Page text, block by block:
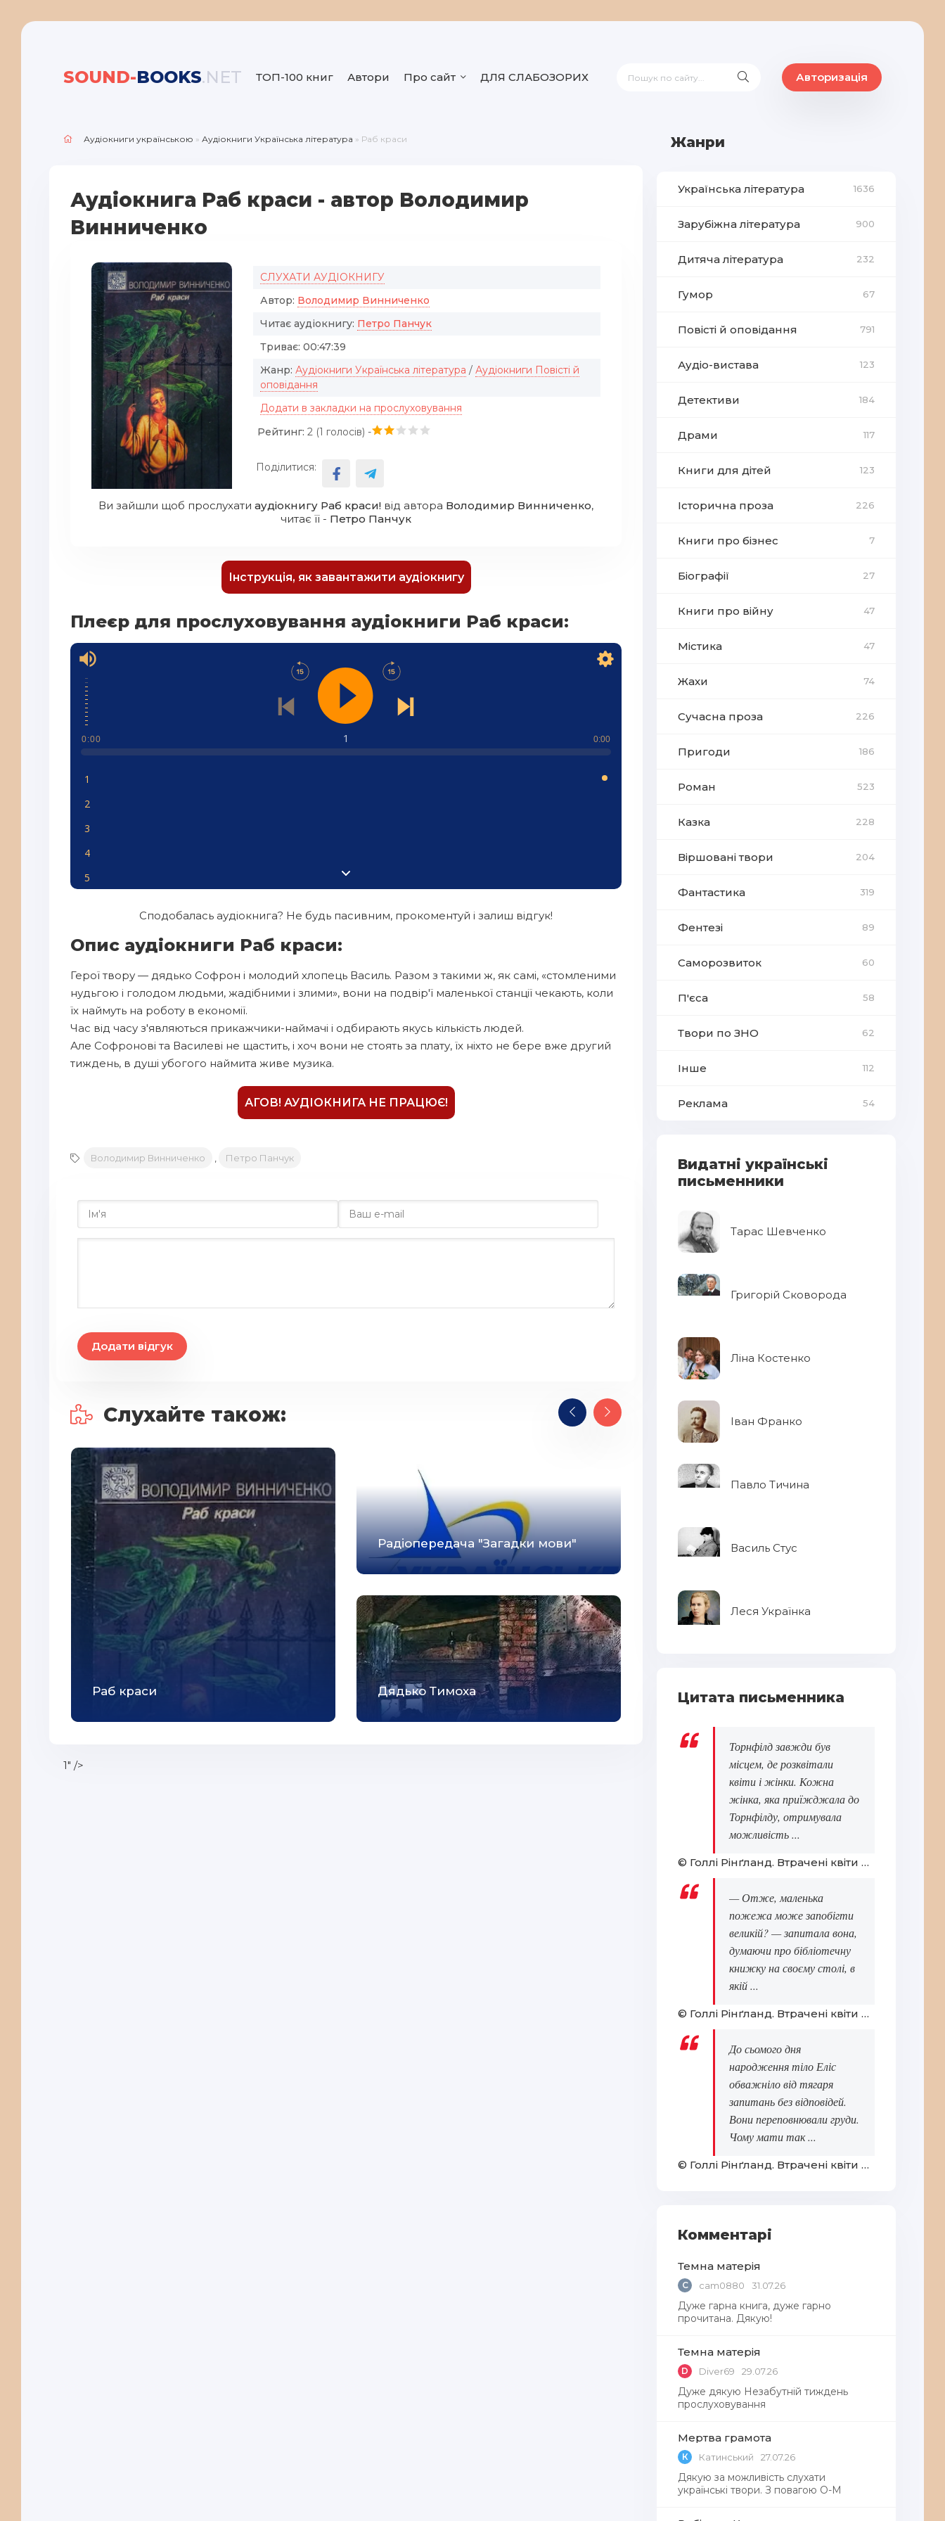
SOUND-BOOKS.NET ТОП-100 книг Автори Про сайт ДЛЯ СЛАБОЗОРИХ Авторизація
Аудіокниги українською » Аудіокниги Українська література » Раб краси
Аудіокнига Раб краси - автор Володимир
Винниченко
СЛУХАТИ АУДІОКНИГУ
Автор: Володимир Винниченко
Читає аудіокнигу: Петро Панчук
Триває: 00:47:39
Жанр: Аудіокниги Українська література / Аудіокниги Повісті й
оповідання
Додати в закладки на прослуховування
Рейтинг: 2 (1 голосів) -
Поділитися:
Ви зайшли щоб прослухати аудіокнигу Раб краси! від автора Володимир Винниченко,
читає її - Петро Панчук
Інструкція, як завантажити аудіокнигу
Плеєр для прослуховування аудіокниги Раб краси:
1
0:00 0:00
1
2
3
4
5
8
9
10
11
Сподобалась аудіокнига? Не будь пасивним, прокоментуй і залиш відгук!
Опис аудіокниги Раб краси:
Герої твору — дядько Софрон і молодий хлопець Василь. Разом з такими ж, як самі, «стомленими
нудьгою і голодом людьми, жадібними і злими», вони на подвір'ї маленької станції чекають, коли
їх наймуть на роботу в економії.
Час від часу з'являються прикажчики-наймачі і одбирають якусь кількість людей.
Але Софронові та Василеві не щастить, і хоч вони не стоять за плату, їх ніхто не бере вже другий
тиждень, в душі убогого наймита живе музика.
АГОВ! АУДІОКНИГА НЕ ПРАЦЮЄ!
Володимир Винниченко Петро Панчук
Додати відгук
Слухайте також:
Раб краси
Радіопередача "Загадки мови"
Дядько Тимоха
Реклама
1" />
Жанри
Українська література 1636
Зарубіжна література 900
Дитяча література 232
Гумор 67
Повісті й оповідання 791
Аудіо-вистава 123
Детективи 184
Драми 117
Книги для дітей 123
Історична проза 226
Книги про бізнес 7
Біографії 27
Книги про війну 47
Містика 47
Жахи 74
Сучасна проза 226
Пригоди 186
Роман 523
Казка 228
Віршовані твори 204
Фантастика 319
Фентезі 89
Саморозвиток 60
П'єса 58
Твори по ЗНО 62
Інше 112
Реклама 54
Видатні українські
письменники
Тарас Шевченко
Григорій Сковорода
Ліна Костенко
Іван Франко
Павло Тичина
Василь Стус
Леся Українка
Цитата письменника
Торнфілд завжди був
місцем, де розквітали
квіти і жінки. Кожна
жінка, яка приїжджала до
Торнфілду, отримувала
можливість ...
© Голлі Рінґланд. Втрачені квіти Еліс Гарт
— Отже, маленька
пожежа може запобігти
великій? — запитала вона,
думаючи про бібліотечну
книжку на своєму столі, в
якій ...
© Голлі Рінґланд. Втрачені квіти Еліс Гарт
До сьомого дня
народження тіло Еліс
обважніло від тягаря
запитань без відповідей.
Вони переповнювали груди.
Чому мати так ...
© Голлі Рінґланд. Втрачені квіти Еліс Гарт
Комментарі
Темна матерія
C cam0880 31.07.26
Дуже гарна книга, дуже гарно
прочитана. Дякую!
Темна матерія
D Diver69 29.07.26
Дуже дякую Незабутній тиждень
прослуховування
Мертва грамота
К Катинський 27.07.26
Дякую за можливість слухати
українські твори. З повагою О-М